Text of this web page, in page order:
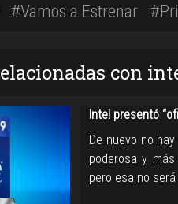
#Vamos a Estrenar
con
Intel presentó
De nuevo no
poderosa y
pero esa no